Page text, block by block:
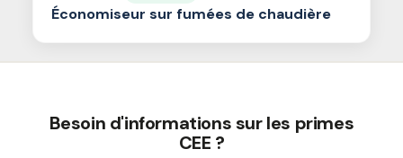
Économiseur sur fumées de chaudière
Besoin d'informations sur les primes
CEE ?